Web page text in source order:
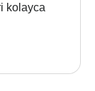
kolayca